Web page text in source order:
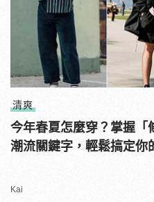
清爽
今年春夏怎麼穿？掌握「
潮流關鍵字，輕鬆搞定你
Kai